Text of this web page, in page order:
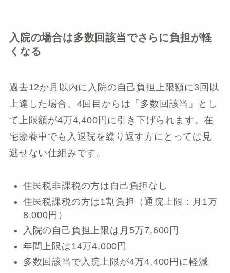
入院の場合は多数回該当でさらに負担が軽
くなる
過去12か月以内に入院の自己負担上限額に3回以
上達した場合、4回目からは「多数回該当」とし
て上限額が4万4,400円に引き下げられます。在
宅療養中でも入退院を繰り返す方にとっては見
逃せない仕組みです。
住民税非課税の方は自己負担なし
住民税課税の方は1割負担（通院上限：月1万
8,000円）
入院の自己負担上限は月5万7,600円
年間上限は14万4,000円
多数回該当で入院上限が4万4,400円に軽減